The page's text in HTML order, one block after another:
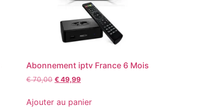
Abonnement iptv France 6 Mois
€70,00 €49,99
Ajouter au panier